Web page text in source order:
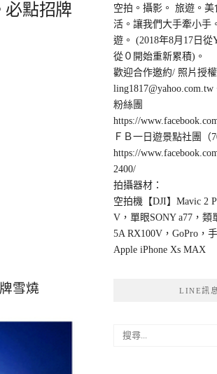
必點招牌
雪燒
空拍。攝影。 旅遊。
活。讓我們大手牽小手
遊。 (2018年8月17日
從０開始重新累積)。
歡迎合作邀約/ 照片授
ling1817@yahoo.com.tw
粉絲團
https://
ＦＢ一日遊景點社團（
https://
2400/
拍攝器材：
空拍機【DJI】Mavic 2
V，單眼SONY a77，類
5A RX100V，GoPro，
Apple iPhone Xs MAX
LINE訊
搜